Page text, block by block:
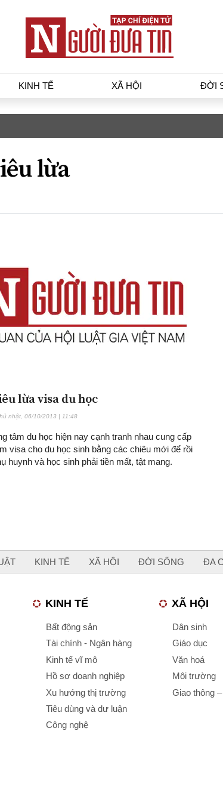
KINH TẾ XÃ HỘI ĐỜI
Tài chính - Ngân hàng
Xu hướng thị trường
Giao
lừa
lừa visa du học
nhật, 06/10/2013 | 11:48
tâm du học hiện nay cạnh tranh nhau cung cấp
visa cho du học sinh bằng các chiêu mới để rồi
huynh và học sinh phải tiền mất, tật mang.
KINH TẾ XÃ HỘI ĐỜI SỐNG ĐA
KINH TẾ
Bất động sản
Tài chính - Ngân hàng
Kinh tế vĩ mô
Hồ sơ doanh nghiệp
Xu hướng thị trường
Tiêu dùng và dư luận
Công nghệ
XÃ HỘI
Dân sinh
Giáo dục
Văn hoá
Môi trường
Giao thông